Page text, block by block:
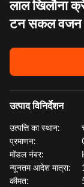
लाल खिलौना
टन सकल वजन
उत्पाद विनिर्देशन
उत्पत्ति का स्थान:
प्रमाणन:
मॉडल नंबर:
न्यूनतम आदेश मात्रा:
कीमत: